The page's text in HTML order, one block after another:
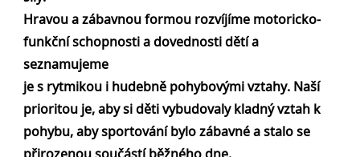
Hravou a zábavnou formou rozvíjíme motoricko-
funkční schopnosti a dovednosti dětí a
seznamujeme
je s rytmikou i hudebně pohybovými vztahy. Naší
prioritou je, aby si děti vybudovaly kladný vztah k
pohybu, aby sportování bylo zábavné a stalo se